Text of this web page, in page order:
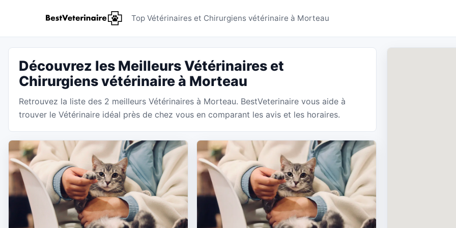
Vétérinaires Morteau -
Top Vétérinaires et Chirurgiens vétérinaire à Morteau
Découvrez les Meilleurs Vétérinaires et
Chirurgiens vétérinaire à Morteau
Retrouvez la liste des 2 meilleurs Vétérinaires à Morteau. BestVeterinaire vous aide à
trouver le Vétérinaire idéal près de chez vous en comparant les avis et les horaires.